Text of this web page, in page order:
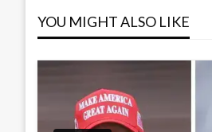
YOU MIGHT ALSO LIKE